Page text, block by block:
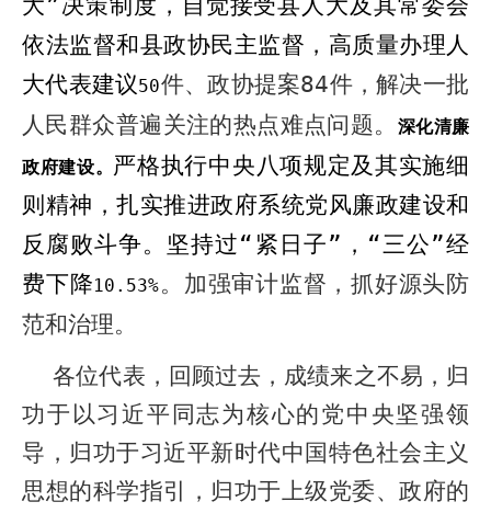
大”决策制度，自觉接受县人大及其常委会
依法监督和县政协民主监督，高质量办理人
大代表建议50件、政协提案84件，解决一批
人民群众普遍关注的热点难点问题。
深化清廉
政府建设。 严格执行中央八项规定及其实施细
则精神，扎实推进政府系统党风廉政建设和
反腐败斗争。坚持过“ 紧日子” ，“三公”经
费下降10.53%。加强审计监督，抓好源头防
范和治理。
各位代表，回顾过去，成绩来之不易，归
功于以习近平同志为核心的党中央坚强领
导，归功于习近平新时代中国特色社会主义
思想的科学指引，归功于上级党委、政府的